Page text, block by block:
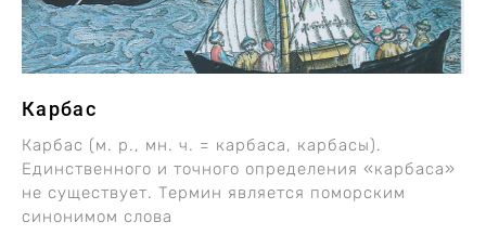
Карбас
Карбас (м. р., мн. ч. = карбаса, карбасы).
Единственного и точного определения «карбаса»
не существует. Термин является поморским
синонимом слова